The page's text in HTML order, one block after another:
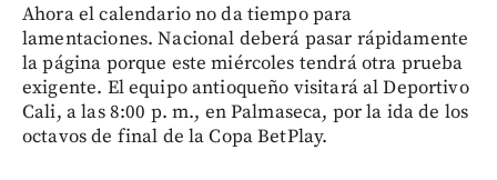
Ahora el calendario no da tiempo para
lamentaciones. Nacional deberá pasar rápidamente
la página porque este miércoles tendrá otra prueba
exigente. El equipo antioqueño visitará al Deportivo
Cali, a las 8:00 p. m., en Palmaseca, por la ida de los
octavos de final de la Copa BetPlay.